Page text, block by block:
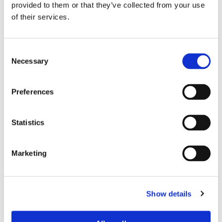
provided to them or that they’ve collected from your use
of their services.
Necessary
Preferences
Statistics
Marketing
Show details
€299,-